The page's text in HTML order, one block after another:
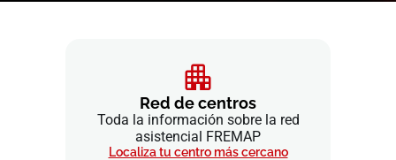
Red de centros
Toda la información sobre la red
asistencial FREMAP
Localiza tu centro más cercano